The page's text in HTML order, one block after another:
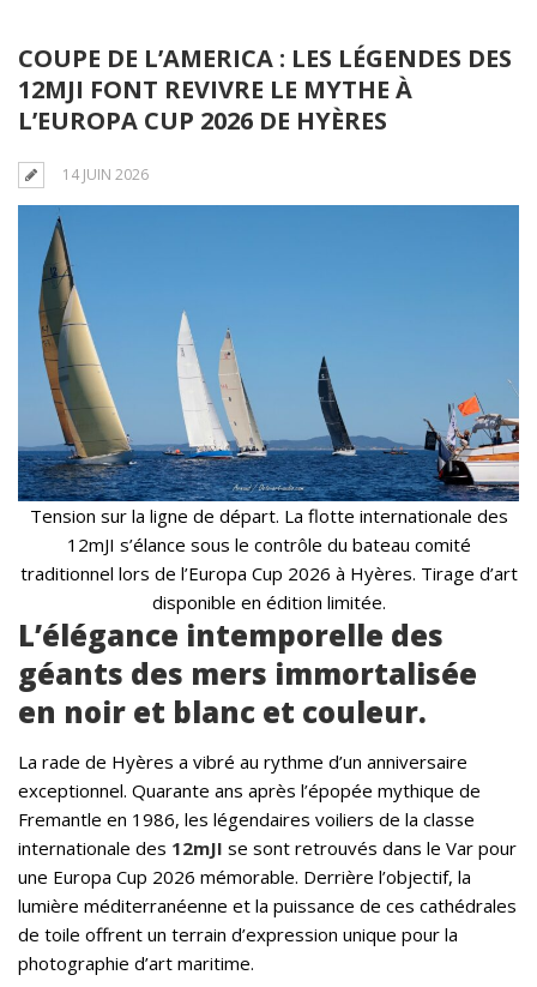
COUPE DE L’AMERICA : LES LÉGENDES DES
12MJI FONT REVIVRE LE MYTHE À
L’EUROPA CUP 2026 DE HYÈRES
14 JUIN 2026
Tension sur la ligne de départ. La flotte internationale des
12mJI s’élance sous le contrôle du bateau comité
traditionnel lors de l’Europa Cup 2026 à Hyères. Tirage d’art
disponible en édition limitée.
L’élégance intemporelle des
géants des mers immortalisée
en noir et blanc et couleur.
La rade de Hyères a vibré au rythme d’un anniversaire
exceptionnel. Quarante ans après l’épopée mythique de
Fremantle en 1986, les légendaires voiliers de la classe
internationale des 12mJI se sont retrouvés dans le Var pour
une Europa Cup 2026 mémorable. Derrière l’objectif, la
lumière méditerranéenne et la puissance de ces cathédrales
de toile offrent un terrain d’expression unique pour la
photographie d’art maritime.